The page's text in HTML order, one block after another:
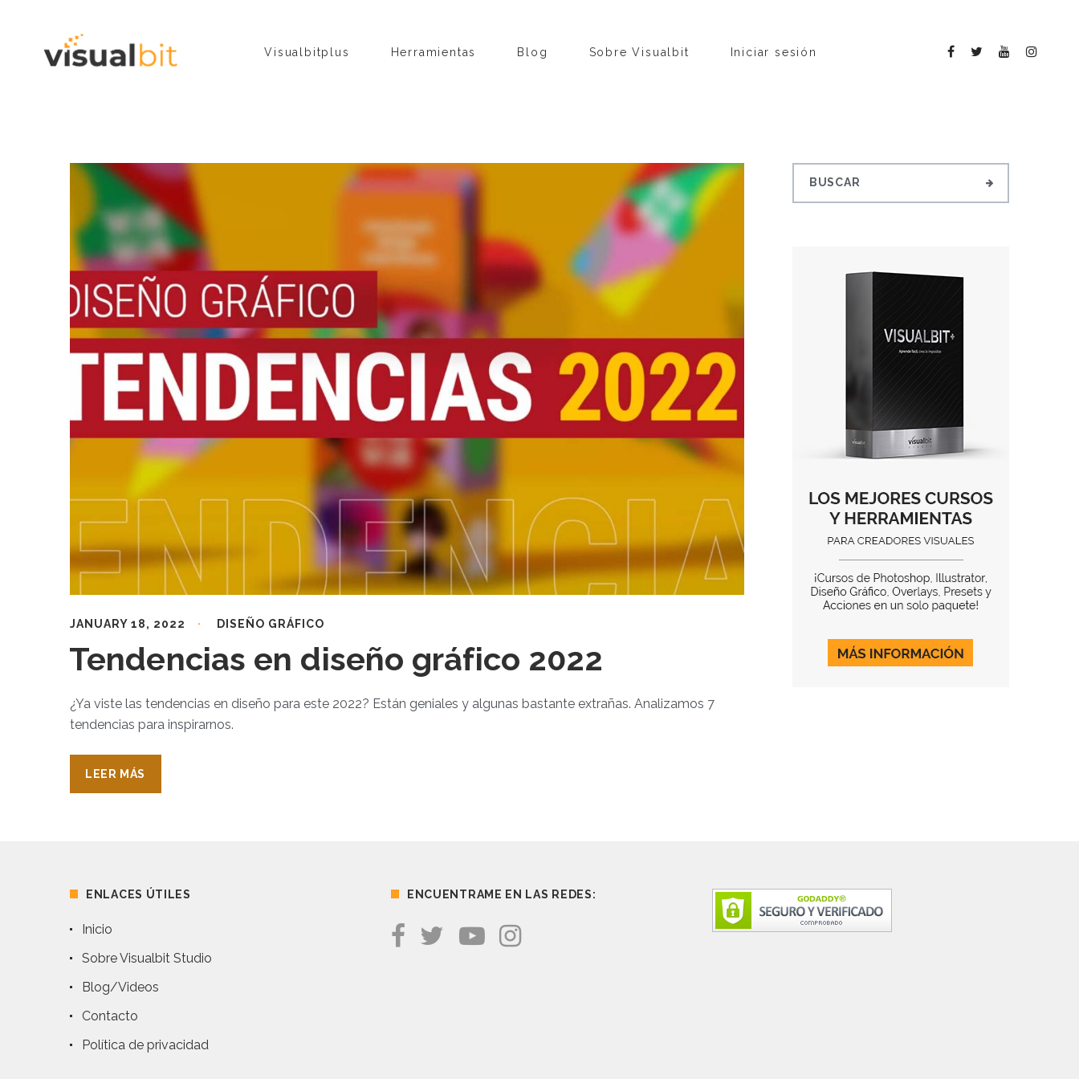
Visualbitplus Herramientas Blog Sobre Visualbit Iniciar sesión
JANUARY 18, 2022 DISEÑO GRÁFICO
Tendencias en diseño gráfico 2022
¿Ya viste las tendencias en diseño para este 2022? Están geniales y algunas bastante extrañas. Analizamos 7
tendencias para inspirarnos.
LEER MÁS
ENLACES ÚTILES
Inicio
Sobre Visualbit Studio
Blog/Videos
Contacto
Política de privacidad
ENCUENTRAME EN LAS REDES: